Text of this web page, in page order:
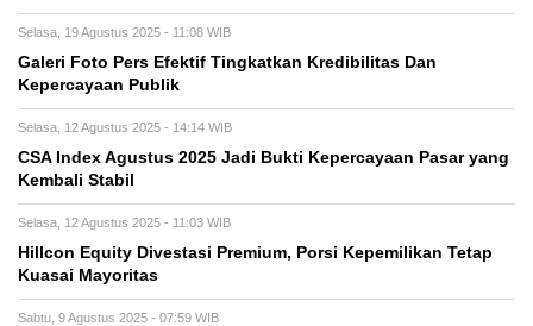
Selasa, 19 Agustus 2025 - 11:08 WIB
Galeri Foto Pers Efektif Tingkatkan Kredibilitas Dan
Kepercayaan Publik
Selasa, 12 Agustus 2025 - 14:14 WIB
CSA Index Agustus 2025 Jadi Bukti Kepercayaan Pasar yang
Kembali Stabil
Selasa, 12 Agustus 2025 - 11:03 WIB
Hillcon Equity Divestasi Premium, Porsi Kepemilikan Tetap
Kuasai Mayoritas
Sabtu, 9 Agustus 2025 - 07:59 WIB